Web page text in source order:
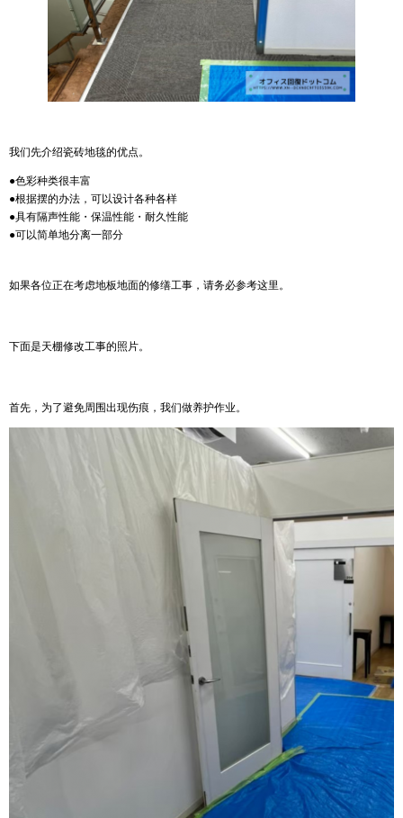
我们先介绍瓷砖地毯的优点。
●色彩种类很丰富
●根据摆的办法，可以设计各种各样
●具有隔声性能・保温性能・耐久性能
●可以简单地分离一部分
如果各位正在考虑地板地面的修缮工事，请务必参考这里。
下面是天棚修改工事的照片。
首先，为了避免周围出现伤痕，我们做养护作业。